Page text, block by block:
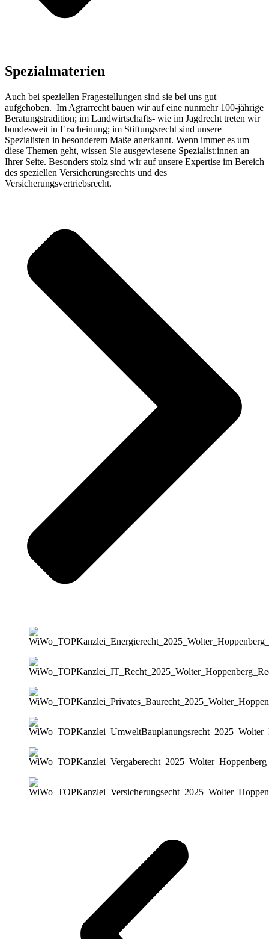
Spezialmaterien
Auch bei speziellen Fragestellungen sind sie bei uns gut
aufgehoben. Im Agrarrecht bauen wir auf eine nunmehr 100-jährige
Beratungstradition; im Landwirtschafts- wie im Jagdrecht treten wir
bundesweit in Erscheinung; im Stiftungsrecht sind unsere
Spezialisten in besonderem Maße anerkannt. Wenn immer es um
diese Themen geht, wissen Sie ausgewiesene Spezialist:innen an
Ihrer Seite. Besonders stolz sind wir auf unsere Expertise im Bereich
des speziellen Versicherungsrechts und des
Versicherungsvertriebsrecht.